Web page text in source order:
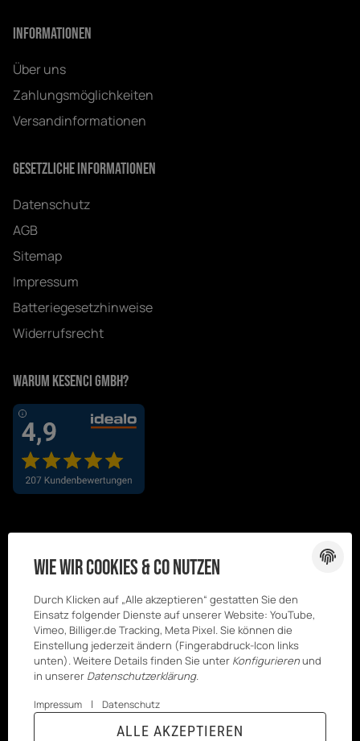
Informationen
Über uns
Zahlungsmöglichkeiten
Versandinformationen
Gesetzliche Informationen
Datenschutz
AGB
Sitemap
Impressum
Batteriegesetzhinweise
Widerrufsrecht
Warum Kesenci GmbH?
© Kesenci
Wie wir Cookies & Co nutzen
Durch Klicken auf „Alle akzeptieren“ gestatten Sie den
Einsatz folgender Dienste auf unserer Website: YouTube,
Vimeo, Billiger.de Tracking, Meta Pixel. Sie können die
Einstellung jederzeit ändern (Fingerabdruck-Icon links
unten). Weitere Details finden Sie unter Konfigurierenund
in unserer Datenschutzerklärung.
Impressum | Datenschutz
ALLE AKZEPTIEREN